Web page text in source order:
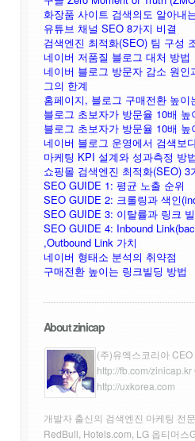
화장품 사이트 검색의도 알아내
유튜브 채널 SEO 8가지 비결
검색엔진 최적화(SEO) 팀 구성
네이버 저품질 블로그 대처 방법
네이버 블로그 방문자 감소 원인
그의 한계
홈페이지, 블로그 구매전환 높이
블로그 초보자가 방문율 10배 높
블로그 초보자가 방문율 10배 높
네이버 블로그 운영에서 검색보
마케팅 KPI 설계와 성과측정 방법
쇼핑몰 검색엔진 최적화(SEO) 3
SEO GUIDE 1: 평균 노출 순위
SEO GUIDE 2: 크롤링과 색인
SEO GUIDE 3: 이탈률과 링크
SEO GUIDE 4: Inbound
,Outbound Link 가치
네이버 형태소 분석의 취약점
구매전환 높이는 링크빌딩 방법
About zinicap
(주)유엑스코리아
http://fb.com/zinicap.kr
http://uxkorea.com
개발자 출신의 검색엔진 마케팅 전
RedBull, Hotels.com, LG 옵티머스